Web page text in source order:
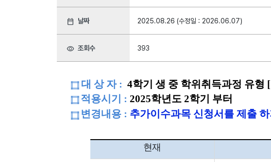
date_range 날짜 2025.08.26 (수정일 : 2026.06.07)
visibility 조회수 393
대 상 자 : 4학기 생 중 학위취득과정 유형
적용시기 : 2025학년도 2학기 부터
변경내용 : 추가이수과목 신청서를 제출
현재